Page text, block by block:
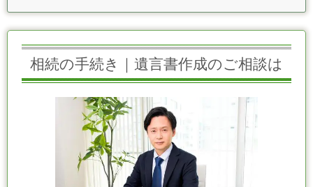
相続の手続き｜遺言書作成のご相談は